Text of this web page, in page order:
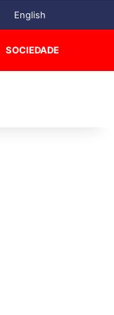
English
SOCIEDADE